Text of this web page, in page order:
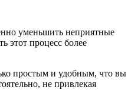
уменьшить неприятные
этот процесс более
простым и удобным, что вы
не привлекая